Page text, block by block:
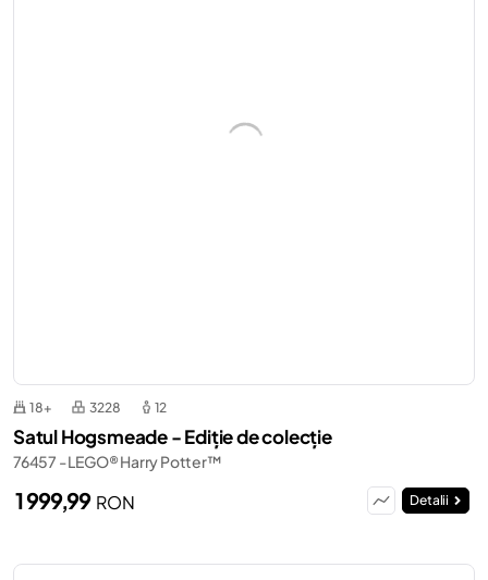
18+ 3228 12
Satul Hogsmeade - Ediție de colecție
76457 - LEGO® Harry Potter™
1 999,99 RON Detalii